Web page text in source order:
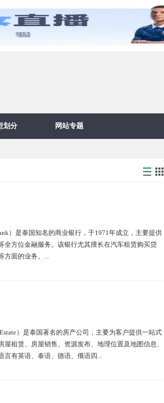
划分 网站专题
）是泰国知名的商业银行，于1971年成立，主要提供
全方位金融服务。该银行尤其擅长在汽车租赁购买贷
方面的业务。...
）是泰国著名的房产公司，主要为客户提供一站式
屋租赁、房屋销售、资源发布、地理位置及地图信息、
言有英语、泰语、德语、俄语四...